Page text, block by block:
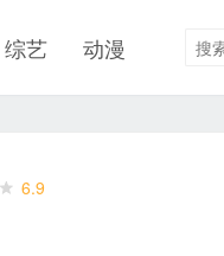
综艺 动漫
6.9